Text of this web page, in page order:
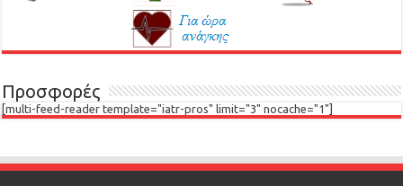
Προσφορές
[multi-feed-reader template="iatr-pros" limit="3" nocache="1"]